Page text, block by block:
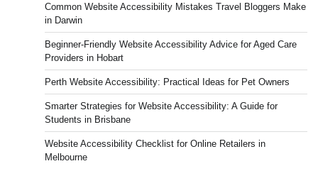
Common Website Accessibility Mistakes Travel Bloggers Make
in Darwin
Beginner-Friendly Website Accessibility Advice for Aged Care
Providers in Hobart
Perth Website Accessibility: Practical Ideas for Pet Owners
Smarter Strategies for Website Accessibility: A Guide for
Students in Brisbane
Website Accessibility Checklist for Online Retailers in
Melbourne